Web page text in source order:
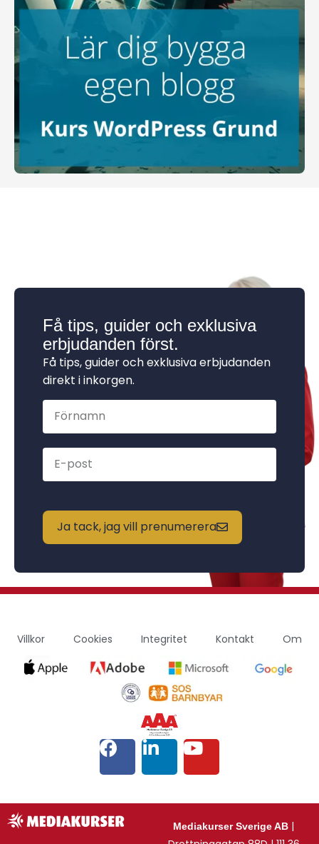
Få tips, guider och exklusiva
erbjudanden först.
Få tips, guider och exklusiva erbjudanden
direkt i inkorgen.
Ja tack, jag vill prenumerera
Villkor Cookies Integritet Kontakt Om
Mediakurser Sverige AB |